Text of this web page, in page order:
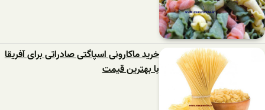
خرید ماکارونی اسپاگتی صادراتی برای آفریقا
با بهترین قیمت